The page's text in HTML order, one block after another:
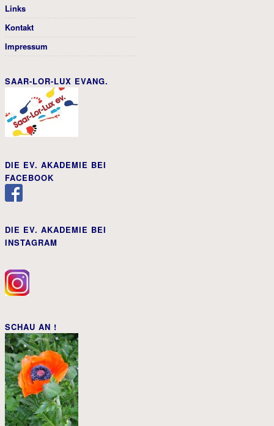
Links
Kontakt
Impressum
SAAR-LOR-LUX EVANG.
DIE EV. AKADEMIE BEI
FACEBOOK
DIE EV. AKADEMIE BEI
INSTAGRAM
SCHAU AN !